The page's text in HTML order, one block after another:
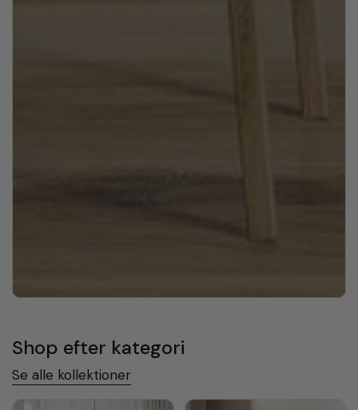
Shop efter kategori
Se alle kollektioner